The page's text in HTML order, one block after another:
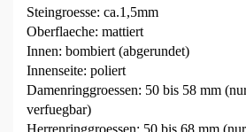
Steingroesse: ca.1,5mm
Oberflaeche: mattiert
Innen: bombiert (abgerundet)
Innenseite: poliert
Damenringgroessen: 50 bis 58 mm
verfuegbar)